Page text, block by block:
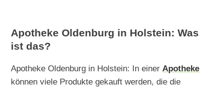
Apotheke Oldenburg in Holstein: Was
ist das?
Apotheke Oldenburg in Holstein: In einer Apotheke
können viele Produkte gekauft werden, die die